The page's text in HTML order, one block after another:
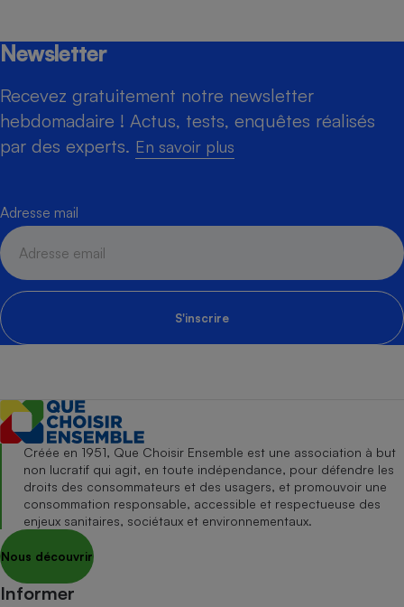
Newsletter
Recevez gratuitement notre newsletter
hebdomadaire ! Actus, tests, enquêtes réalisés
par des experts. En savoir plus
Adresse mail
S'inscrire
Créée en 1951, Que Choisir Ensemble est une association à but
non lucratif qui agit, en toute indépendance, pour défendre les
droits des consommateurs et des usagers, et promouvoir une
consommation responsable, accessible et respectueuse des
enjeux sanitaires, sociétaux et environnementaux.
Nous découvrir
Informer